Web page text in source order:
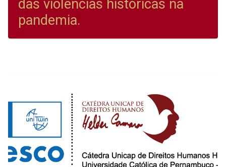
das violências históricas na
pandemia.